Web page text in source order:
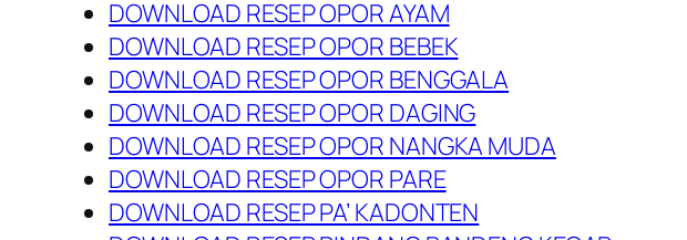
DOWNLOAD RESEP OPOR AYAM
DOWNLOAD RESEP OPOR BEBEK
DOWNLOAD RESEP OPOR BENGGALA
DOWNLOAD RESEP OPOR DAGING
DOWNLOAD RESEP OPOR NANGKA MUDA
DOWNLOAD RESEP OPOR PARE
DOWNLOAD RESEP PA’ KADONTEN